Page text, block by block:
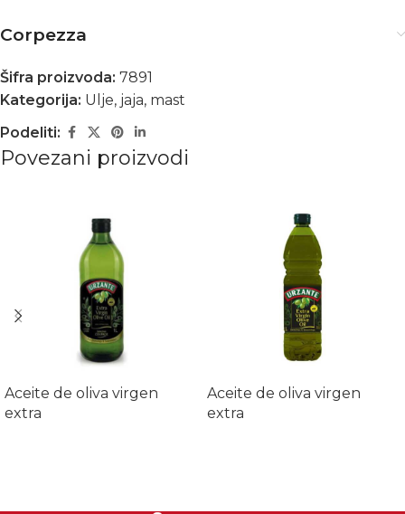
Corpezza
Šifra proizvoda: 7891
Kategorija: Ulje, jaja, mast
Podeliti:
Povezani proizvodi
Aceite de oliva virgen
extra
Aceite de oliva virgen
extra